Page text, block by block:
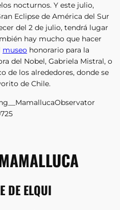
nocturnos. Y este julio,
Eclipse de América del Sur
del 2 de julio, tendrá lugar
hay mucho que hacer
museo honorario para la
del Nobel, Gabriela Mistral, o
de los alrededores, donde se
de Chile.
DE ELQUI